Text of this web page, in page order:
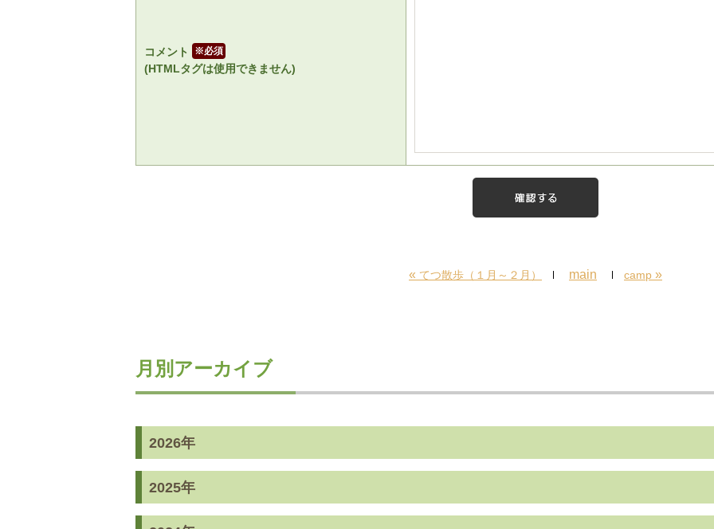
コメント
※
(HTMLタグは使用できません)
« てつ散歩（１月～２月） main camp »
月別アーカイブ
2026年
2025年